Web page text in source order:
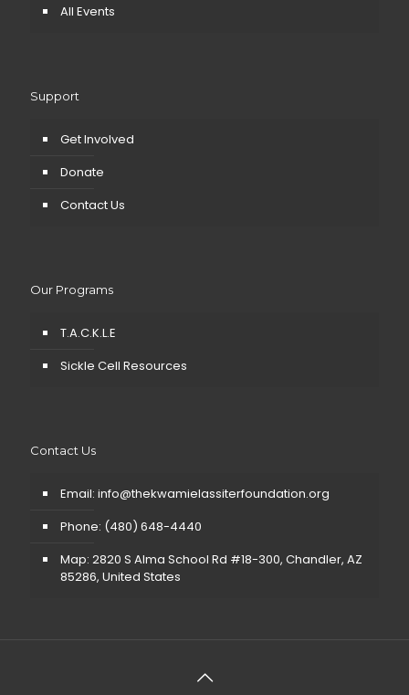
All Events
Support
Get Involved
Donate
Contact Us
Our Programs
T.A.C.K.L.E
Sickle Cell Resources
Contact Us
Email: info@thekwamielassiterfoundation.org
Phone: (480) 648-4440
Map: 2820 S Alma School Rd #18-300, Chandler, AZ
85286, United States